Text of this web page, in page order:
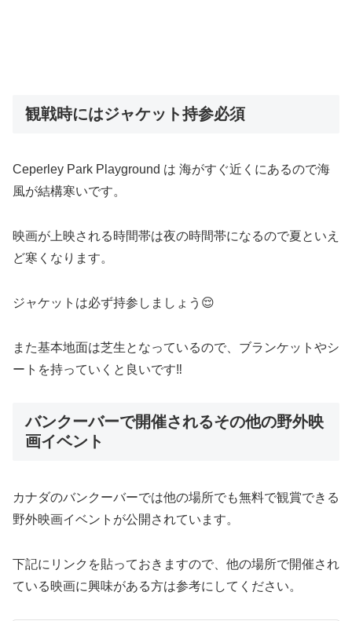
観戦時にはジャケット持参必須
Ceperley Park Playground は 海がすぐ近くにあるので海
風が結構寒いです。
映画が上映される時間帯は夜の時間帯になるので夏といえ
ど寒くなります。
ジャケットは必ず持参しましょう😌
また基本地面は芝生となっているので、ブランケットやシ
ートを持っていくと良いです‼️
バンクーバーで開催されるその他の野外映
画イベント
カナダのバンクーバーでは他の場所でも無料で観賞できる
野外映画イベントが公開されています。
下記にリンクを貼っておきますので、他の場所で開催され
ている映画に興味がある方は参考にしてください。